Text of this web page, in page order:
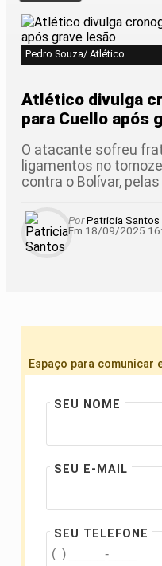
Pedro Souza/ Atlético
Atlético divulga
para Cuello após
O atacante sofreu
ligamentos no
contra o Bolívar,
PorPatricia Santos
Em 18/09/2025
Espaço para comunicar
SEU NOME
SEU E-MAIL
SEU TELEFONE